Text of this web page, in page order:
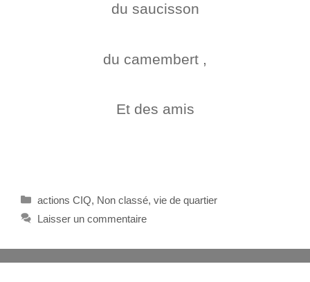
du saucisson
du camembert ,
Et des amis
actions CIQ, Non classé, vie de quartier
Laisser un commentaire